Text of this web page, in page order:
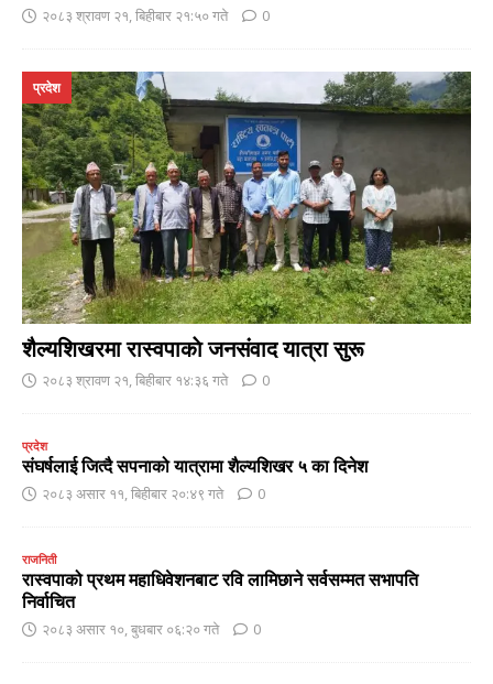
२०८३ श्रावण २१, बिहीबार २१:५० गते 0
शैल्यशिखरमा रास्वपाकाे जनसंवाद यात्रा सुरू
प्रदेश
२०८३ श्रावण २१, बिहीबार १४:३६ गते 0
प्रदेश
संघर्षलाई जित्दै सपनाको यात्रामा शैल्यशिखर ५ का दिनेश
२०८३ असार ११, बिहीबार २०:४९ गते 0
राजनिती
रास्वपाको प्रथम महाधिवेशनबाट रवि लामिछाने सर्वसम्मत सभापति
निर्वाचित
२०८३ असार १०, बुधबार ०६:२० गते 0